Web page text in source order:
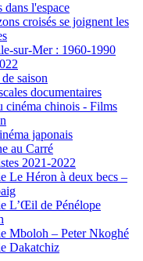
dans l'espace
croisés se joignent les
sur-Mer : 1960-1990
saison
documentaires
cinéma chinois - Films
japonais
au Carré
2021-2022
Le Héron à deux becs –
L’Œil de Pénélope
Mboloh – Peter Nkoghé
Dakatchiz